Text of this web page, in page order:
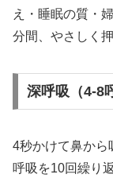
え・睡眠の質・
分間、やさしく
深呼吸（4-8
4秒かけて鼻から
呼吸を10回繰り